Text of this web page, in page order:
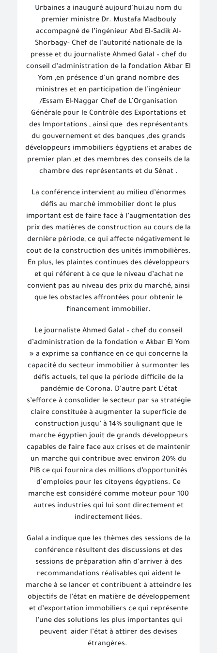
Urbaines a inauguré aujourd’hui,au nom du
premier ministre Dr. Mustafa Madbouly
accompagné de l’ingénieur Abd El-Sadik Al-
Shorbagy- Chef de l’autorité nationale de la
presse et du journaliste Ahmed Galal – chef du
conseil d’administration de la fondation Akbar El
Yom ,en présence d’un grand nombre des
ministres et en participation de l’ingénieur
/Essam El-Naggar Chef de L’Organisation
Générale pour le Contrôle des Exportations et
des Importations , ainsi que des représentants
du gouvernement et des banques ,des grands
développeurs immobiliers égyptiens et arabes de
premier plan ,et des membres des conseils de la
chambre des représentants et du Sénat .
La conférence intervient au milieu d’énormes
défis au marché immobilier dont le plus
important est de faire face à l’augmentation des
prix des matières de construction au cours de la
dernière période, ce qui affecte négativement le
cout de la construction des unités immobilières.
En plus, les plaintes continues des développeurs
et qui référent à ce que le niveau d’achat ne
convient pas au niveau des prix du marché, ainsi
que les obstacles affrontées pour obtenir le
financement immobilier.
Le journaliste Ahmed Galal – chef du conseil
d’administration de la fondation « Akbar El Yom
» a exprime sa confiance en ce qui concerne la
capacité du secteur immobilier à surmonter les
défis actuels, tel que la période difficile de la
pandémie de Corona. D’autre part L’état
s’efforce à consolider le secteur par sa stratégie
claire constituée à augmenter la superficie de
construction jusqu’ à 14% soulignant que le
marche égyptien jouit de grands développeurs
capables de faire face aux crises et de maintenir
un marche qui contribue avec environ 20% du
PIB ce qui fournira des millions d’opportunités
d’emploies pour les citoyens égyptiens. Ce
marche est considéré comme moteur pour 100
autres industries qui lui sont directement et
indirectement liées.
Galal a indique que les thèmes des sessions de la
conférence résultent des discussions et des
sessions de préparation afin d’arriver à des
recommandations réalisables qui aident le
marche à se lancer et contribuent à atteindre les
objectifs de l’état en matière de développement
et d’exportation immobiliers ce qui représente
l’une des solutions les plus importantes qui
peuvent aider l’état à attirer des devises
étrangères.